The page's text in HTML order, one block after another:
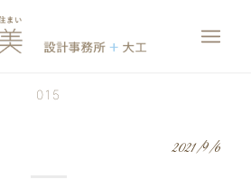
015
2021/9/6